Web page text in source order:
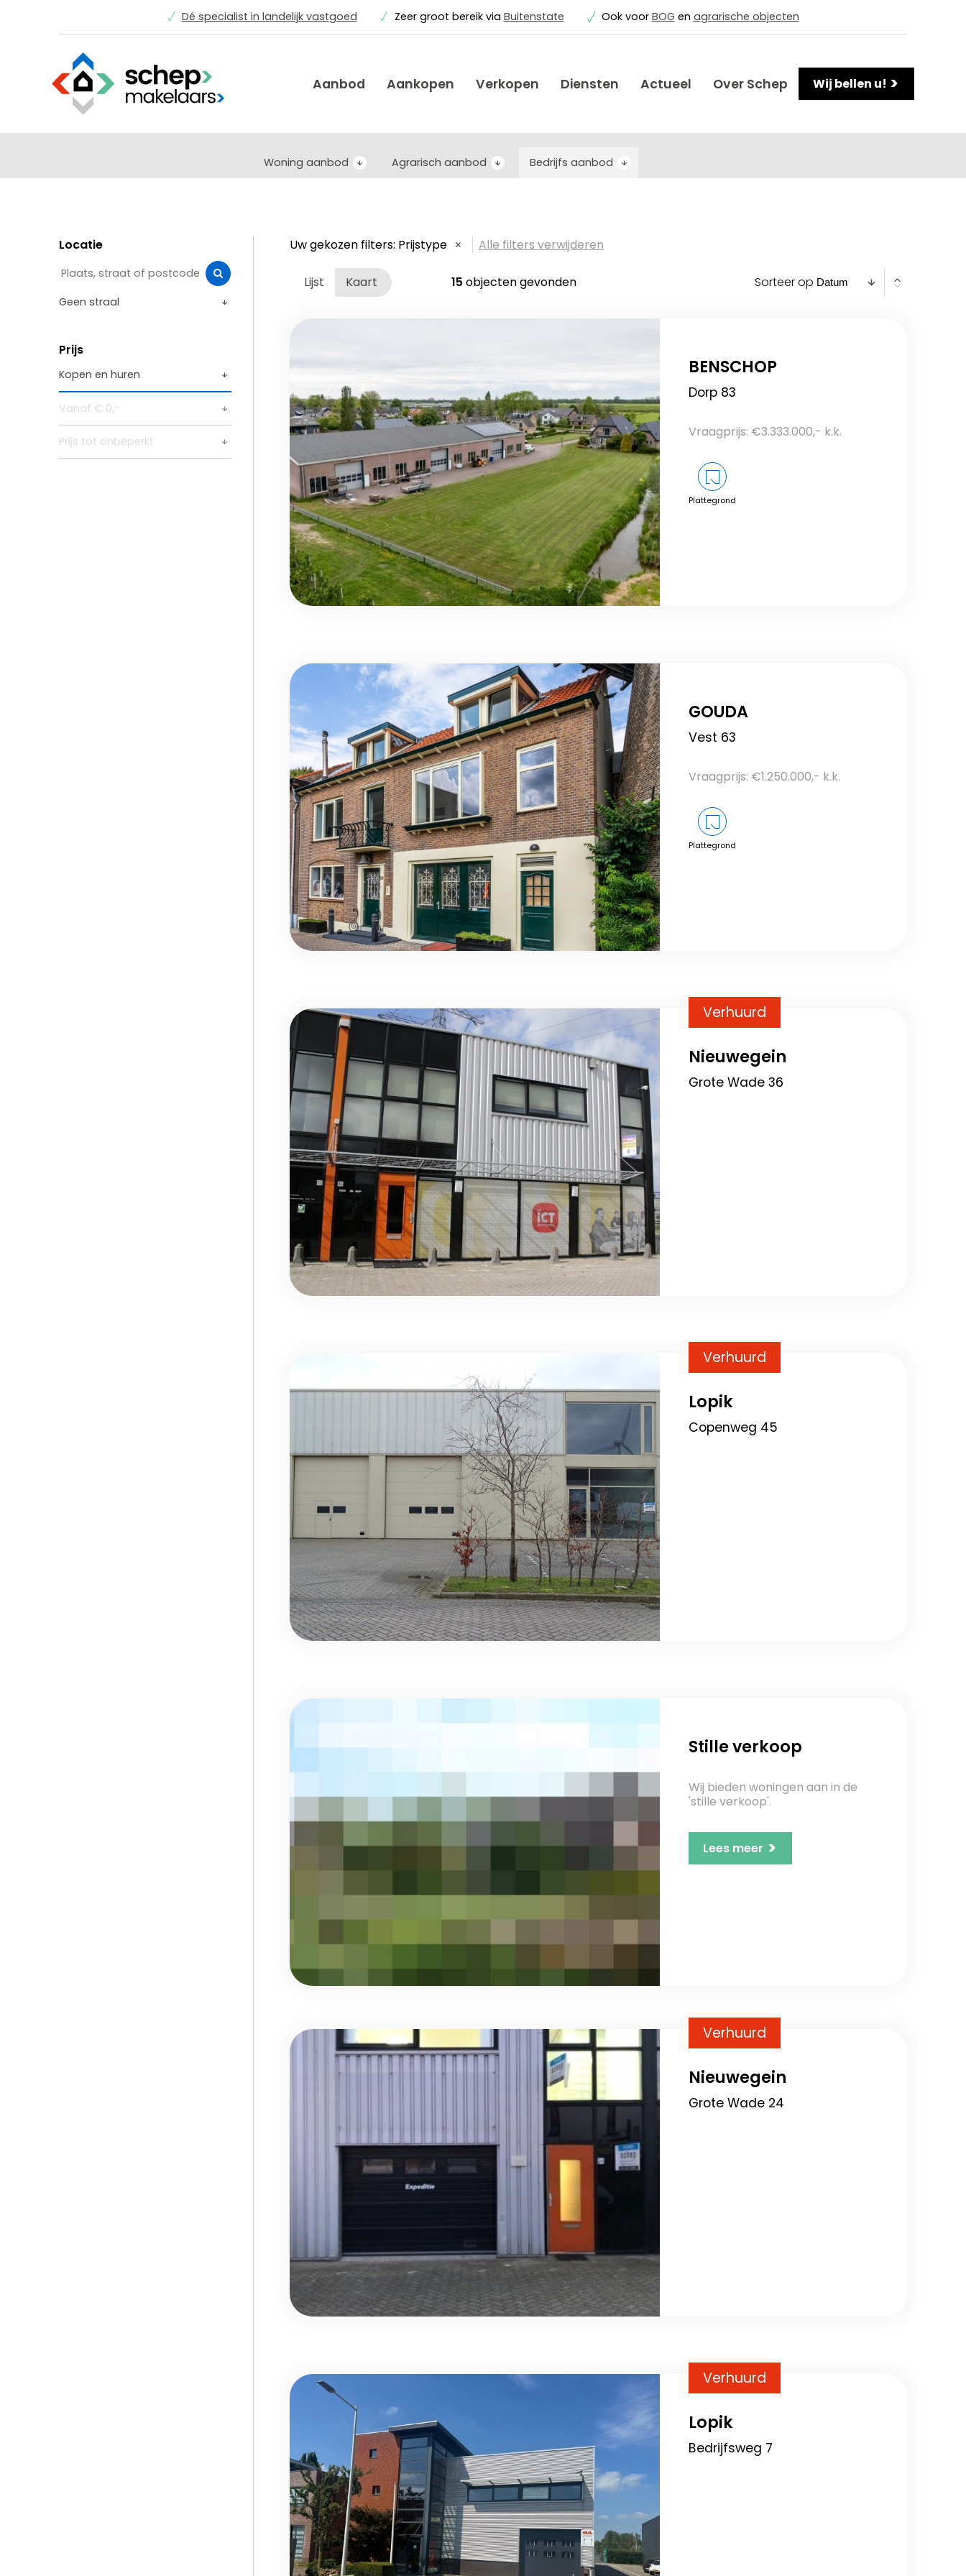
Dé specialist in landelijk vastgoed Zeer groot bereik via Buitenstate Ook voor BOG en agrarische objecten
Aanbod Aankopen Verkopen Diensten Actueel Over Schep Wij bellen u! >
Woning aanbod Agrarisch aanbod Bedrijfs aanbod
Locatie
Prijs
Uw gekozen filters: Prijstype Alle filters verwijderen
Lijst Kaart 15 objecten gevonden Sorteer op
BENSCHOP
Dorp 83
Vraagprijs: €3.333.000,- k.k.
Plattegrond
GOUDA
Vest 63
Vraagprijs: €1.250.000,- k.k.
Plattegrond
Verhuurd
Nieuwegein
Grote Wade 36
Verhuurd
Lopik
Copenweg 45
Stille verkoop
Wij bieden woningen aan in de
'stille verkoop'.
Lees meer >
Verhuurd
Nieuwegein
Grote Wade 24
Verhuurd
Lopik
Bedrijfsweg 7